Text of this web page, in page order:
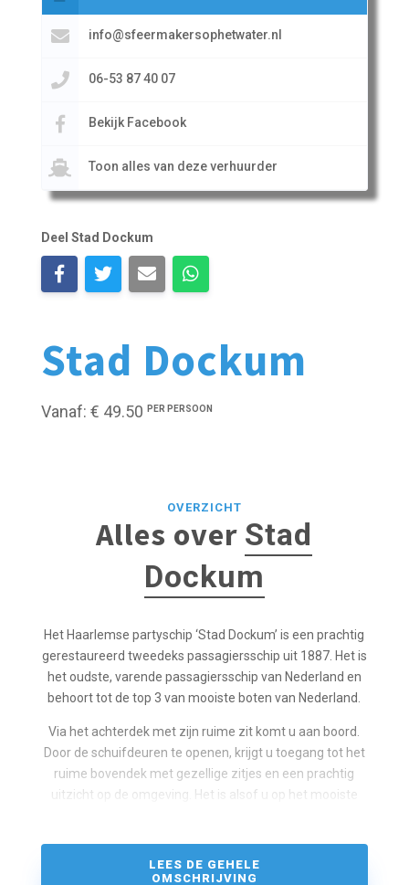
Stad Dockum
Vanaf: € 49.50 PER PERSOON
info@sfeermakersophetwater.nl
06-53 87 40 07
Bekijk Facebook
Toon alles van deze verhuurder
Deel Stad Dockum
OVERZICHT
Alles over Stad
Dockum
Het Haarlemse party­schip ‘Stad Dockum’ is een prachtig
gerestaureerd twee­deks passagiers­schip uit 1887. Het is
het oudste, varende passagiers­schip van Nederland en
behoort tot de top 3 van mooiste boten van Nederland.
Via het achter­dek met zijn ruime zit komt u aan boord.
Door de schuif­deuren te openen, krijgt u toegang tot het
ruime boven­dek met gezellige zitjes en een prachtig
uitzicht op de omgeving. Het is alsof u op het mooiste
achter­dek komt u terecht in de gezellige beneden­salon
die alles weg heeft van een grand café. Rondom zijn er
LEES DE GEHELE
OMSCHRIJVING